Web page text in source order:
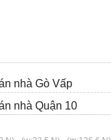
nhà Gò Vấp
nhà Quận 10